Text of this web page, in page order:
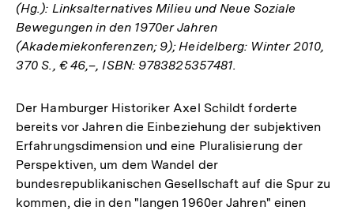
(Hg.): Linksalternatives Milieu und Neue Soziale
Bewegungen in den 1970er Jahren
(Akademiekonferenzen; 9); Heidelberg: Winter 2010,
370 S., € 46,–, ISBN: 9783825357481.
Der Hamburger Historiker Axel Schildt forderte
bereits vor Jahren die Einbeziehung der subjektiven
Erfahrungsdimension und eine Pluralisierung der
Perspektiven, um dem Wandel der
bundesrepublikanischen Gesellschaft auf die Spur zu
kommen, die in den "langen 1960er Jahren" einen